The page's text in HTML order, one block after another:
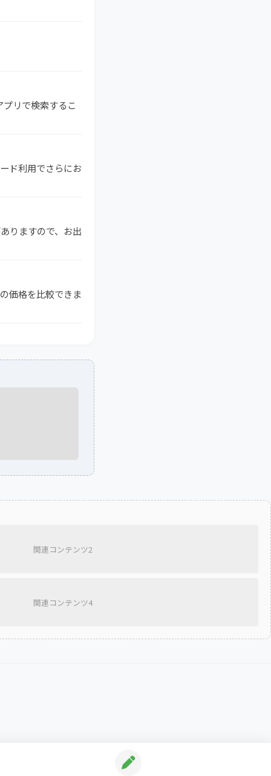
リで検索するこ
ド利用でさらにお
りますので、お出
価格を比較できま
関連コンテンツ2
関連コンテンツ4